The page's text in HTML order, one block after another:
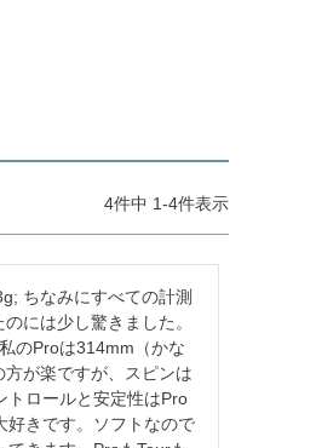
4件中 1-4件表示
ちなみにすべての計測
には少し驚きました。
のProは314mm（かな
が楽ですが、スピンは
トロールと安定性はPro
好きです。ソフトなので